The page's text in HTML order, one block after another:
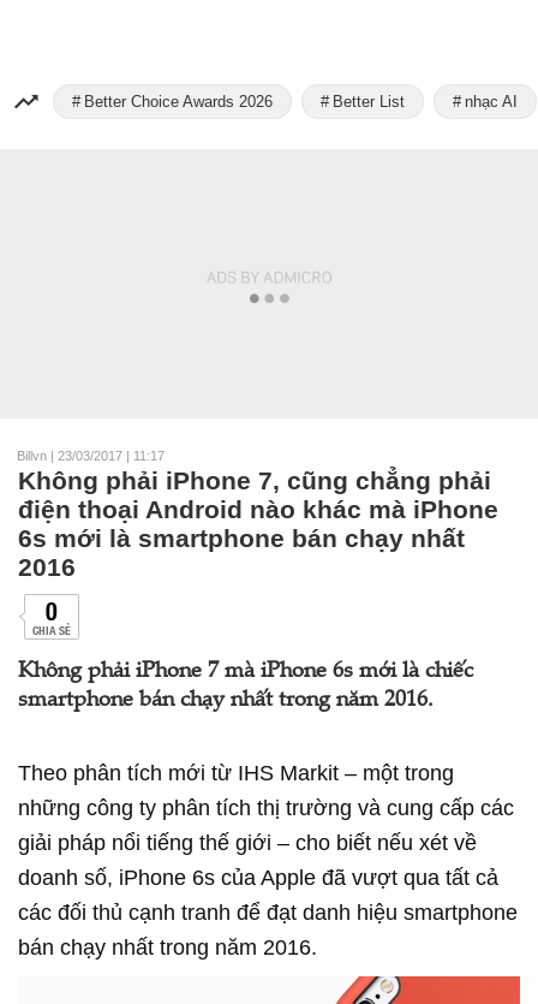
Better Choice Awards 2026 Better List nhạc AI
Billvn | 23/03/2017 | 11:17
Không phải iPhone 7, cũng chẳng phải
điện thoại Android nào khác mà iPhone
6s mới là smartphone bán chạy nhất
2016
0
CHIA SẺ
Không phải iPhone 7 mà iPhone 6s mới là chiếc
smartphone bán chạy nhất trong năm 2016.
Theo phân tích mới từ IHS Markit – một trong
những công ty phân tích thị trường và cung cấp các
giải pháp nổi tiếng thế giới – cho biết nếu xét về
doanh số, iPhone 6s của Apple đã vượt qua tất cả
các đối thủ cạnh tranh để đạt danh hiệu smartphone
bán chạy nhất trong năm 2016.